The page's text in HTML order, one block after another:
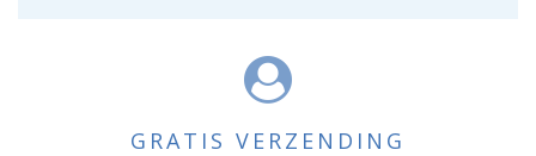
GRATIS VERZENDING